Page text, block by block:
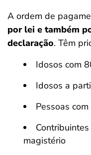
A ordem de
por lei e também
declaração. Têm
Idosos com
Idosos a
Pessoas
magistério